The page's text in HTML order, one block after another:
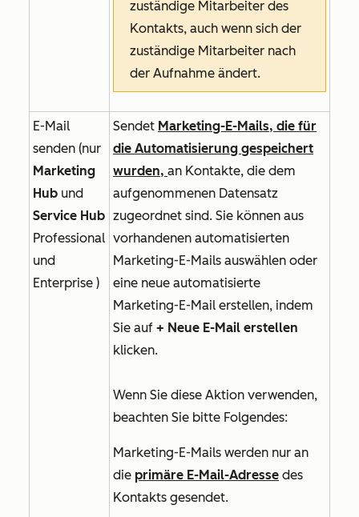
zuständige Mitarbeiter des
Kontakts, auch wenn sich der
zuständige Mitarbeiter nach
der Aufnahme ändert.
E-Mail
senden (nur
Marketing
Hub und
Service Hub
Professional
und
Enterprise )
Sendet Marketing-E-Mails, die für
die Automatisierung gespeichert
wurden, an Kontakte, die dem
aufgenommenen Datensatz
zugeordnet sind. Sie können aus
vorhandenen automatisierten
Marketing-E-Mails auswählen oder
eine neue automatisierte
Marketing-E-Mail erstellen, indem
Sie auf + Neue E-Mail erstellen
klicken.
Wenn Sie diese Aktion verwenden,
beachten Sie bitte Folgendes:
Marketing-E-Mails werden nur an
die primäre E-Mail-Adresse des
Kontakts gesendet.